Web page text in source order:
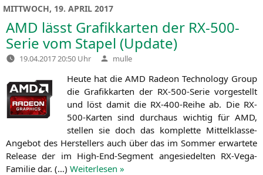
MITTWOCH, 19. APRIL 2017
AMD lässt Grafikkarten der RX-500-
Serie vom Stapel (Update)
19.04.2017 20:50 Uhr Verfasst
von
mulle
Heu­te hat die AMD Rade­on Tech­no­lo­gy Group
die Gra­fik­kar­ten der RX-500-Serie vor­ge­stellt
und löst damit die RX-400-Rei­he ab. Die RX-
500-Kar­ten sind durch­aus wich­tig für AMD,
stel­len sie doch das kom­plet­te Mit­tel­klas­se-
Ange­bot des Her­stel­lers auch über das im Som­mer erwar­te­te
Release der im High-End-Seg­ment ange­sie­del­ten RX-Vega-
Fami­lie dar. (…) Wei­ter­le­sen »